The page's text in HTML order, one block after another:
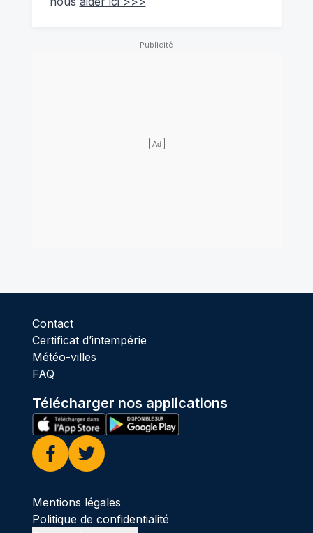
Contact
Certificat d’intempérie
Météo-villes
FAQ
Télécharger nos applications
Facebook
Twitter
Mentions légales
Politique de confidentialité